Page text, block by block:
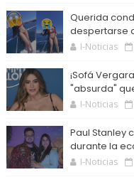
Querida
despertarse
I-Noticias
¡Sofá
"absurda"
I-Noticias
Paul Stanley
durante la
I-Noticias